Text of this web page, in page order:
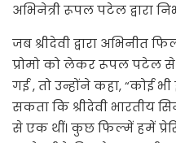
अभिनेत्री रूपल पटेल द्वारा
जब श्रीदेवी द्वारा अभिनीत
प्रोमो को लेकर रूपल पटेल से
गई , तो उन्होंने कहा, “कोई
सकता कि श्रीदेवी भारतीय
से एक थीं। कुछ फिल्में हमें